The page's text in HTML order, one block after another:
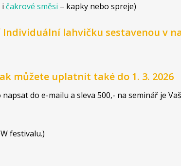
i čakrové směsi – kapky nebo spreje)
Individuální lahvičku sestavenou v
můžete uplatnit také do 1. 3. 2026
do e-mailu a sleva 500,- na seminář je
festivalu.)